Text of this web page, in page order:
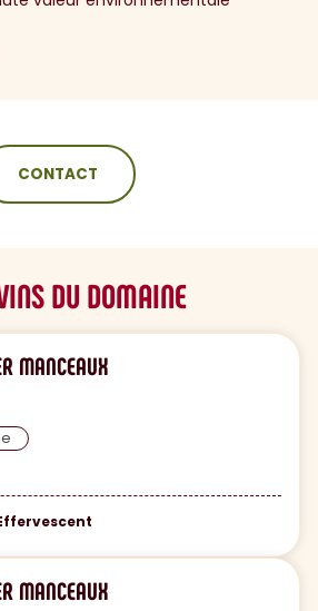
CONTACT
DU DOMAINE
MANCEAUX
MANCEAUX